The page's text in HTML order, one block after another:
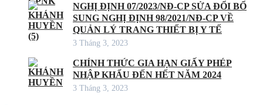
NGHỊ ĐỊNH 07/2023/NĐ-CP SỬA ĐỔI BỔ
SUNG NGHỊ ĐỊNH 98/2021/NĐ-CP VỀ
QUẢN LÝ TRANG THIẾT BỊ Y TẾ
3 Tháng 3, 2023
CHÍNH THỨC GIA HẠN GIẤY PHÉP
NHẬP KHẨU ĐẾN HẾT NĂM 2024
3 Tháng 3, 2023